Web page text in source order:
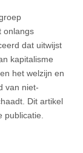
onlangs
dat uitwijst
kapitalisme
het welzijn en
van niet-
Dit artikel
publicatie.